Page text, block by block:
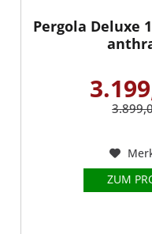
Pergola Deluxe
ZUM